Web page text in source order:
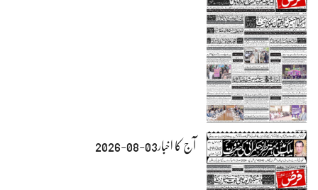
آج کا اخبار03-08-2026